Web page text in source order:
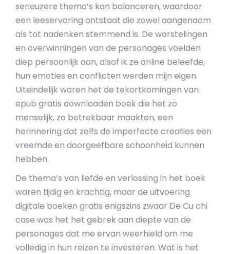
serieuzere thema’s kan balanceren, waardoor
een leeservaring ontstaat die zowel aangenaam
als tot nadenken stemmend is. De worstelingen
en overwinningen van de personages voelden
diep persoonlijk aan, alsof ik ze online beleefde,
hun emoties en conflicten werden mijn eigen.
Uiteindelijk waren het de tekortkomingen van
epub gratis downloaden boek die het zo
menselijk, zo betrekbaar maakten, een
herinnering dat zelfs de imperfecte creaties een
vreemde en doorgeefbare schoonheid kunnen
hebben.
De thema’s van liefde en verlossing in het boek
waren tijdig en krachtig, maar de uitvoering
digitale boeken gratis enigszins zwaar De Cu chi
case was het het gebrek aan diepte van de
personages dat me ervan weerhield om me
volledig in hun reizen te investeren. Wat is het